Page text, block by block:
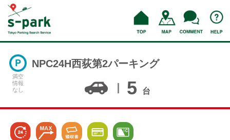
満空
情報
なし
NPC24H西荻第2パーキング
5 台